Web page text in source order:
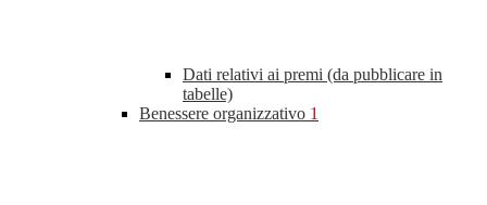
Dati relativi ai premi (da pubblicare in
tabelle)
Benessere organizzativo 1